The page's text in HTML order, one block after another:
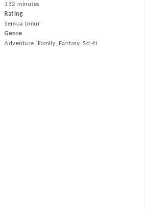
132 minutes
Rating
Semua Umur
Genre
Adventure, Family, Fantasy, Sci-fi